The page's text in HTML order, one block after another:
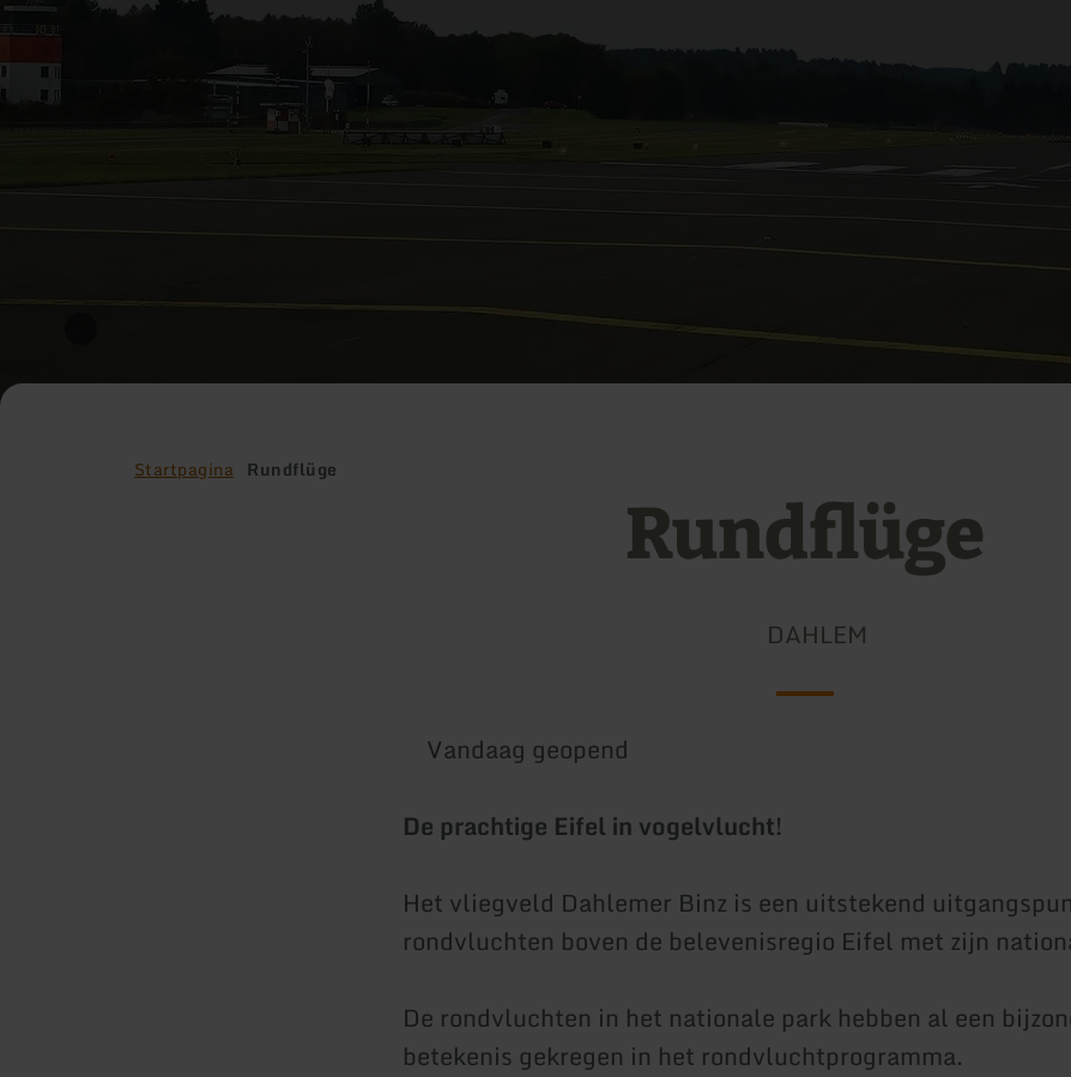
Startpagina Rundflüge
Rundflüge
DAHLEM
Vandaag geopend
De prachtige Eifel in vogelvlucht!
Het vliegveld Dahlemer Binz is een uitstekend
rondvluchten boven de belevenisregio Eifel met zijn
De rondvluchten in het nationale park hebben al een
betekenis gekregen in het rondvluchtprogramma.